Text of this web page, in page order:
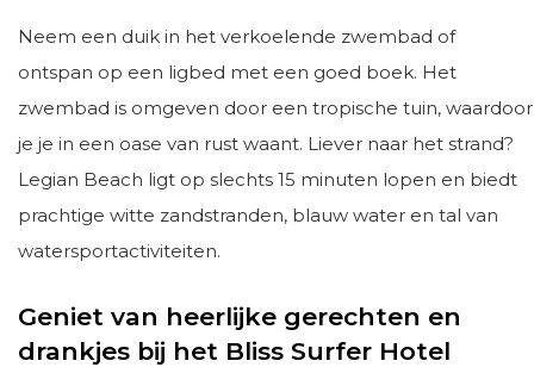
Neem een duik in het verkoelende zwembad of
ontspan op een ligbed met een goed boek. Het
zwembad is omgeven door een tropische tuin, waardoor
je je in een oase van rust waant. Liever naar het strand?
Legian Beach ligt op slechts 15 minuten lopen en biedt
prachtige witte zandstranden, blauw water en tal van
watersportactiviteiten.
Geniet van heerlijke gerechten en
drankjes bij het Bliss Surfer Hotel